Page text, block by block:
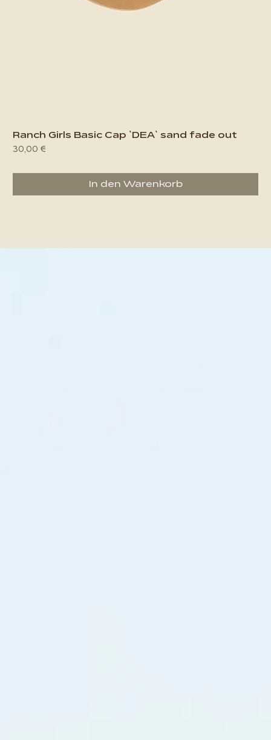
Ranch Girls Basic Cap `DEA` sand fade out
Preis
30,00 €
In den Warenkorb